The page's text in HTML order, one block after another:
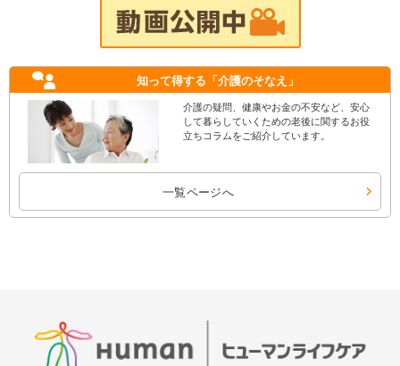
知って得する 「介護のそなえ」
介護の疑問、健康やお金の不安など、安心
して暮らしていくための老後に関するお役
立ちコラムをご紹介しています。
一覧ページへ